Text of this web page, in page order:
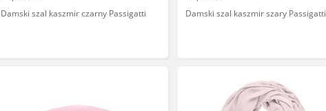
Damski szal kaszmir czarny Passigatti Damski szal kaszmir szary Passigatti